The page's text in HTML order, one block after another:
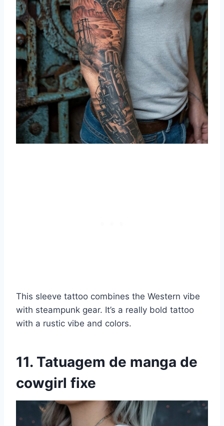
This sleeve tattoo combines the Western vibe
with steampunk gear. It’s a really bold tattoo
with a rustic vibe and colors.
11. Tatuagem de manga de
cowgirl fixe